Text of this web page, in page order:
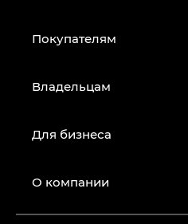
Покупателям
Владельцам
Для бизнеса
О компании